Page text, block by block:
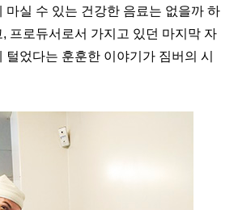
마실 수 있는 건강한 음료는 없을까 하
프로듀서로서 가지고 있던 마지막 자
털었다는 훈훈한 이야기가 짐버의 시